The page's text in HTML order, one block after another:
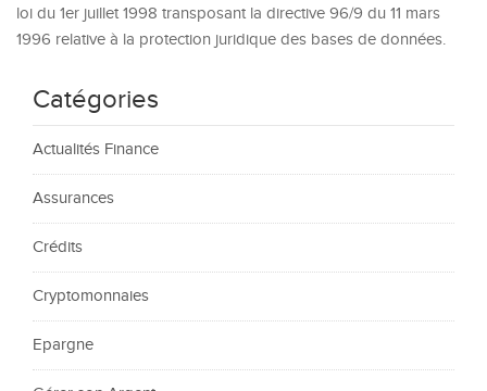
loi du 1er juillet 1998 transposant la directive 96/9 du 11 mars
1996 relative à la protection juridique des bases de données.
Catégories
Actualités Finance
Assurances
Crédits
Cryptomonnaies
Epargne